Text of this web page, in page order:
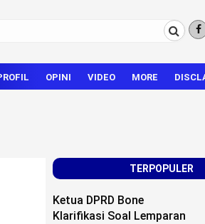
OPINI VIDEO MORE
TERPOPULER
Ketua DPRD Bone
Klarifikasi Soal Lemparan